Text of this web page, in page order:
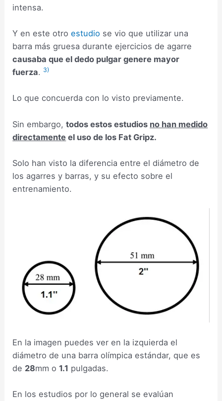
intensa.
Y en este otroestudio se vio que utilizar una
barra más gruesa durante ejercicios de agarre
causaba que el dedo pulgar genere mayor
fuerza. 3)
Lo que concuerda con lo visto previamente.
Sin embargo,todos estos estudios no han medido
directamente el uso de los Fat Gripz.
Solo han visto la diferencia entre el diámetro de
los agarres y barras, y su efecto sobre el
entrenamiento.
En la imagen puedes ver en la izquierda el
diámetro de una barra olímpica estándar, que es
de 28mm o1.1 pulgadas.
En los estudios por lo general se evalúan